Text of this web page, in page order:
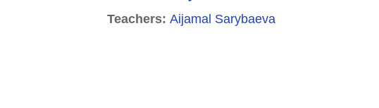
Teachers: Aijamal Sarybaeva